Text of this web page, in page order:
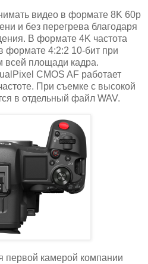
видео в формате 8K 60p
и без перегрева благодаря
В формате 4K частота
формате 4:2:2 10-бит при
всей площади кадра.
CMOS AF работает
При съемке с высокой
в отдельный файл WAV.
первой камерой компании